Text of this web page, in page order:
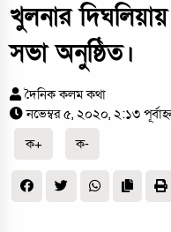
খুলনার
সভা অনুষ্ঠিত।
দৈনিক কলম কথা
নভেম্বর ৫, ২০২০, ২:১৩
ক+
ক-